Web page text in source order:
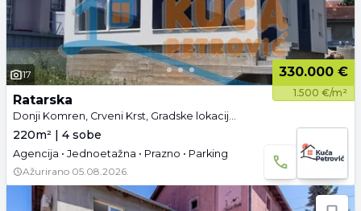
17 330.000 €
1.500 €/m²
Ratarska
Donji Komren, Crveni Krst, Gradske lokacije, Niš
220m² | 4 sobe
Agencija • Jednoetažna • Prazno • Parking
Ažurirano 05.08.2026.